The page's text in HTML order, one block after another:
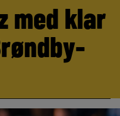
med klar